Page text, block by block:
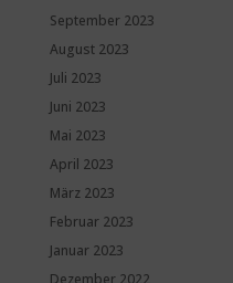
September 2023
August 2023
Juli 2023
Juni 2023
Mai 2023
April 2023
März 2023
Februar 2023
Januar 2023